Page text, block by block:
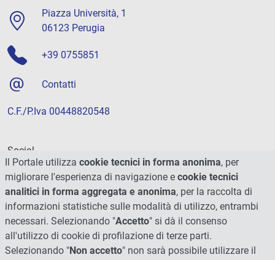
Piazza Università, 1
06123 Perugia
+39 0755851
Contatti
C.F./P.Iva 00448820548
Social
Il Portale utilizza cookie tecnici in forma anonima, per
migliorare l'esperienza di navigazione e cookie tecnici
analitici in forma aggregata e anonima, per la raccolta di
informazioni statistiche sulle modalità di utilizzo, entrambi
necessari. Selezionando "Accetto" si dà il consenso
all'utilizzo di cookie di profilazione di terze parti.
Selezionando "Non accetto" non sarà possibile utilizzare il